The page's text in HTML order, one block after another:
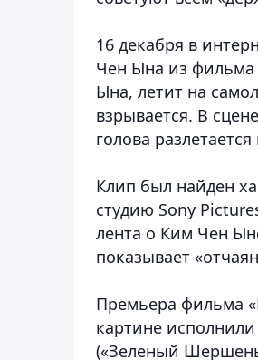
16 декабря в
Чен Ына из
Ына, летит на
взрывается. В
голова
Клип был найден
студию Sony
лента о Ким Чен
показывает
Премьера фильма
картине
(«Зеленый